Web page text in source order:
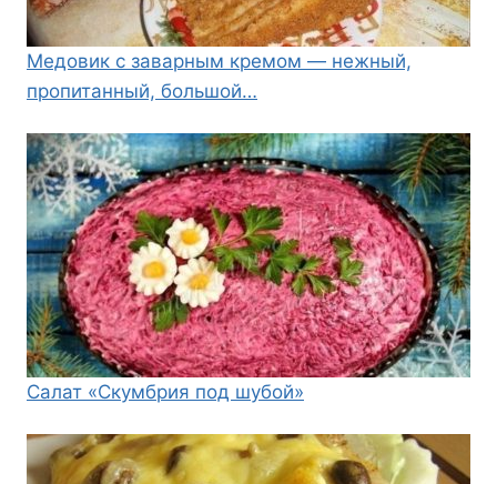
Медовик с заварным кремом — нежный,
пропитанный, большой…
Салат «Скумбрия под шубой»